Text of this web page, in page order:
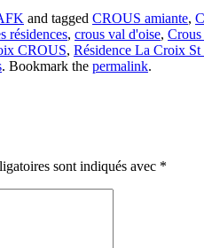
and tagged CROUS amiante,
résidences, crous val d'oise, Crous
CROUS, Résidence La Croix St
. Bookmark the permalink.
sont indiqués avec *